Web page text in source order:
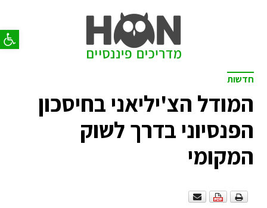
פתח
חדשות
המודל הצ'יליאני בחיסכון
הפנסיוני בדרך לשוק
המקומי